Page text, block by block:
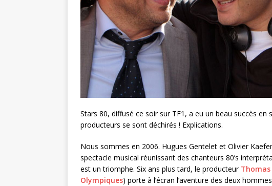
Stars 80, diffusé ce soir sur TF1, a eu un beau succès en
producteurs se sont déchirés ! Explications.
Nous sommes en 2006. Hugues Gentelet et Olivier
spectacle musical réunissant des chanteurs 80’s
est un triomphe. Six ans plus tard, le producteur
Olympiques) porte à l’écran l’aventure des deux